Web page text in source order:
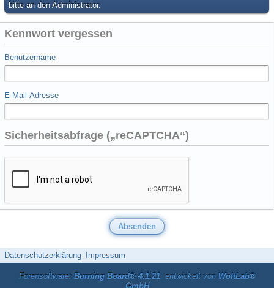
bitte an den Administrator.
Kennwort vergessen
Benutzername
E-Mail-Adresse
Sicherheitsabfrage („reCAPTCHA“)
Datenschutzerklärung Impressum
Forensoftware: Burning Board® 4.1.21, entwickelt von WoltLab®
GmbH